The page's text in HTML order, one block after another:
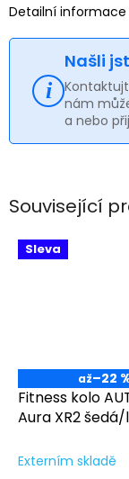
Detailní informace
Našli
nám
a nebo
Související
Sleva
až–22
Fitness kolo
Aura XR2
Externím skladě